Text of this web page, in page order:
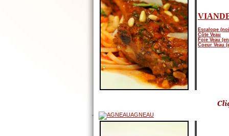
Escalope
Côte Veau
Foie Veau
Coeur Veau
AGNEAU